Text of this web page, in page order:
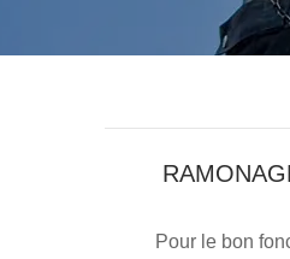
Pour le bon